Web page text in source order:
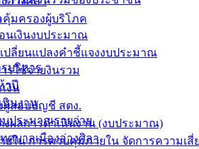
นเงินงบประมาณ
ปลี่ยนแปลงคำชี้แจงงบประมาณ
รใช้จ่ายงินรวม
งิน
ผู้สอบบัญชี สตง.
งผลการดำเนินงาน (งบประมาณ)
ยใน การควบคุมภายใน จัดการความเสี่
คุ้มครองผู้บริโภค
บริหาร
าปี
นินงาน
ประมาณรายจ่าย
ศบาลเมืองอ่างศิลา